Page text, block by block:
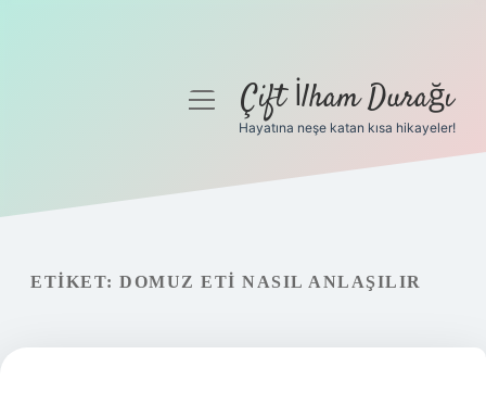
Gizlilik Politikası
menüyüÇift İlham Durağı
Hayatına neşe katan kısa hikayeler!
ETIKET: DOMUZ ETI NASIL ANLAŞILIR